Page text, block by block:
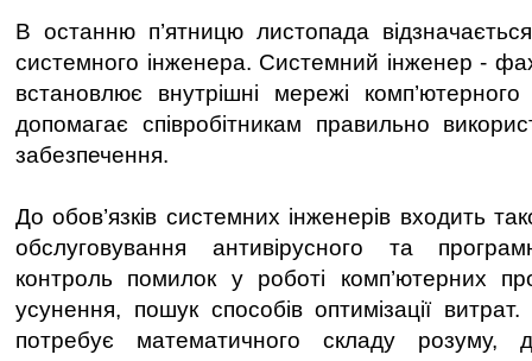
В останню п’ятницю листопада
системного інженера. Системний інженер -
встановлює внутрішні мережі
допомагає співробітникам правильно
забезпечення.
До обов’язків системних інженерів входить
обслуговування антивірусного та
контроль помилок у роботі комп’ютерних
усунення, пошук способів оптимізації
потребує математичного складу розуму,